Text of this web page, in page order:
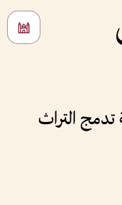
تدمج التراث